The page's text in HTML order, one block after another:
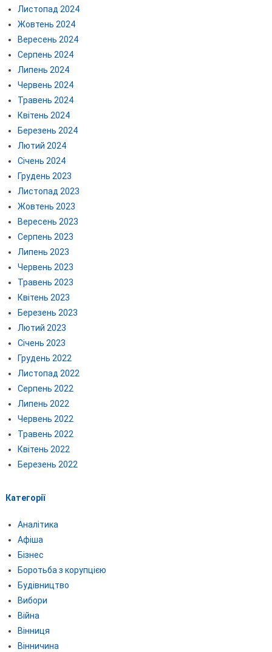
Листопад 2024
Жовтень 2024
Вересень 2024
Серпень 2024
Липень 2024
Червень 2024
Травень 2024
Квітень 2024
Березень 2024
Лютий 2024
Січень 2024
Грудень 2023
Листопад 2023
Жовтень 2023
Вересень 2023
Серпень 2023
Липень 2023
Червень 2023
Травень 2023
Квітень 2023
Березень 2023
Лютий 2023
Січень 2023
Грудень 2022
Листопад 2022
Серпень 2022
Липень 2022
Червень 2022
Травень 2022
Квітень 2022
Березень 2022
Категорії
Аналітика
Афіша
Бізнес
Боротьба з корупцією
Будівництво
Вибори
Війна
Вінниця
Вінничина